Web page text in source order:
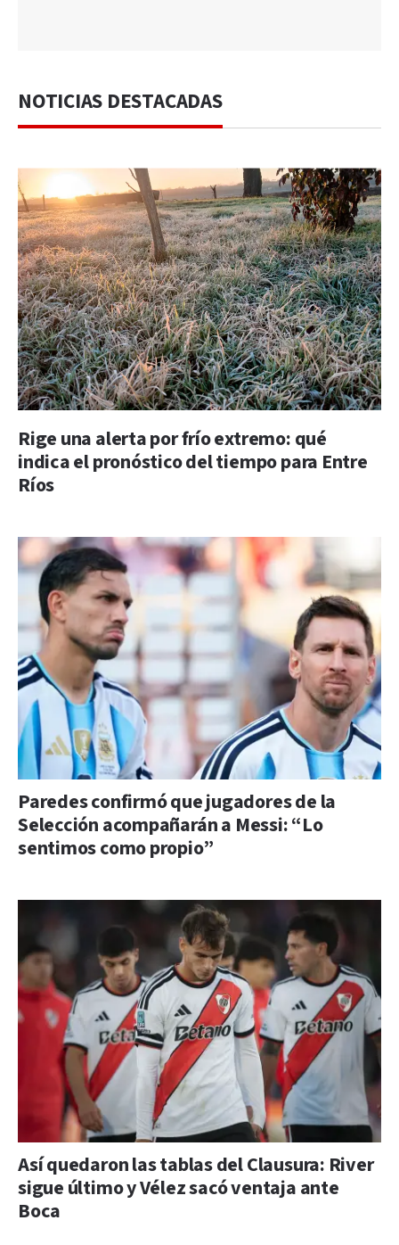
NOTICIAS DESTACADAS
Rige una alerta por frío extremo: qué
indica el pronóstico del tiempo para Entre
Ríos
Paredes confirmó que jugadores de la
Selección acompañarán a Messi: “Lo
sentimos como propio”
Así quedaron las tablas del Clausura: River
sigue último y Vélez sacó ventaja ante
Boca